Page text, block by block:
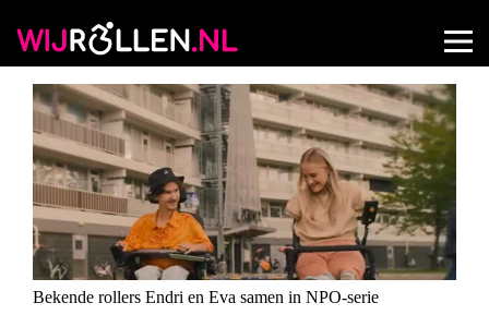
Bekende rollers Endri en Eva samen in NPO-serie